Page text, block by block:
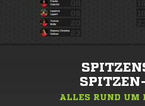
ALLES RUND UM